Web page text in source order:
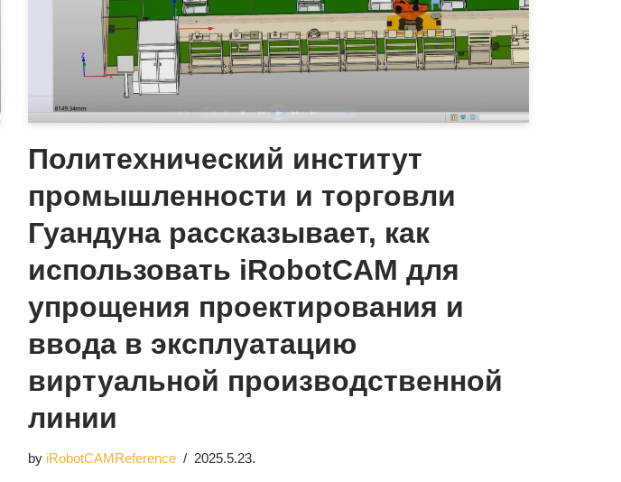
Политехнический институт
промышленности и торговли
Гуандуна рассказывает, как
использовать iRobotCAM для
упрощения проектирования и
ввода в эксплуатацию
виртуальной производственной
линии
by iRobotCAMReference 2025.5.23.